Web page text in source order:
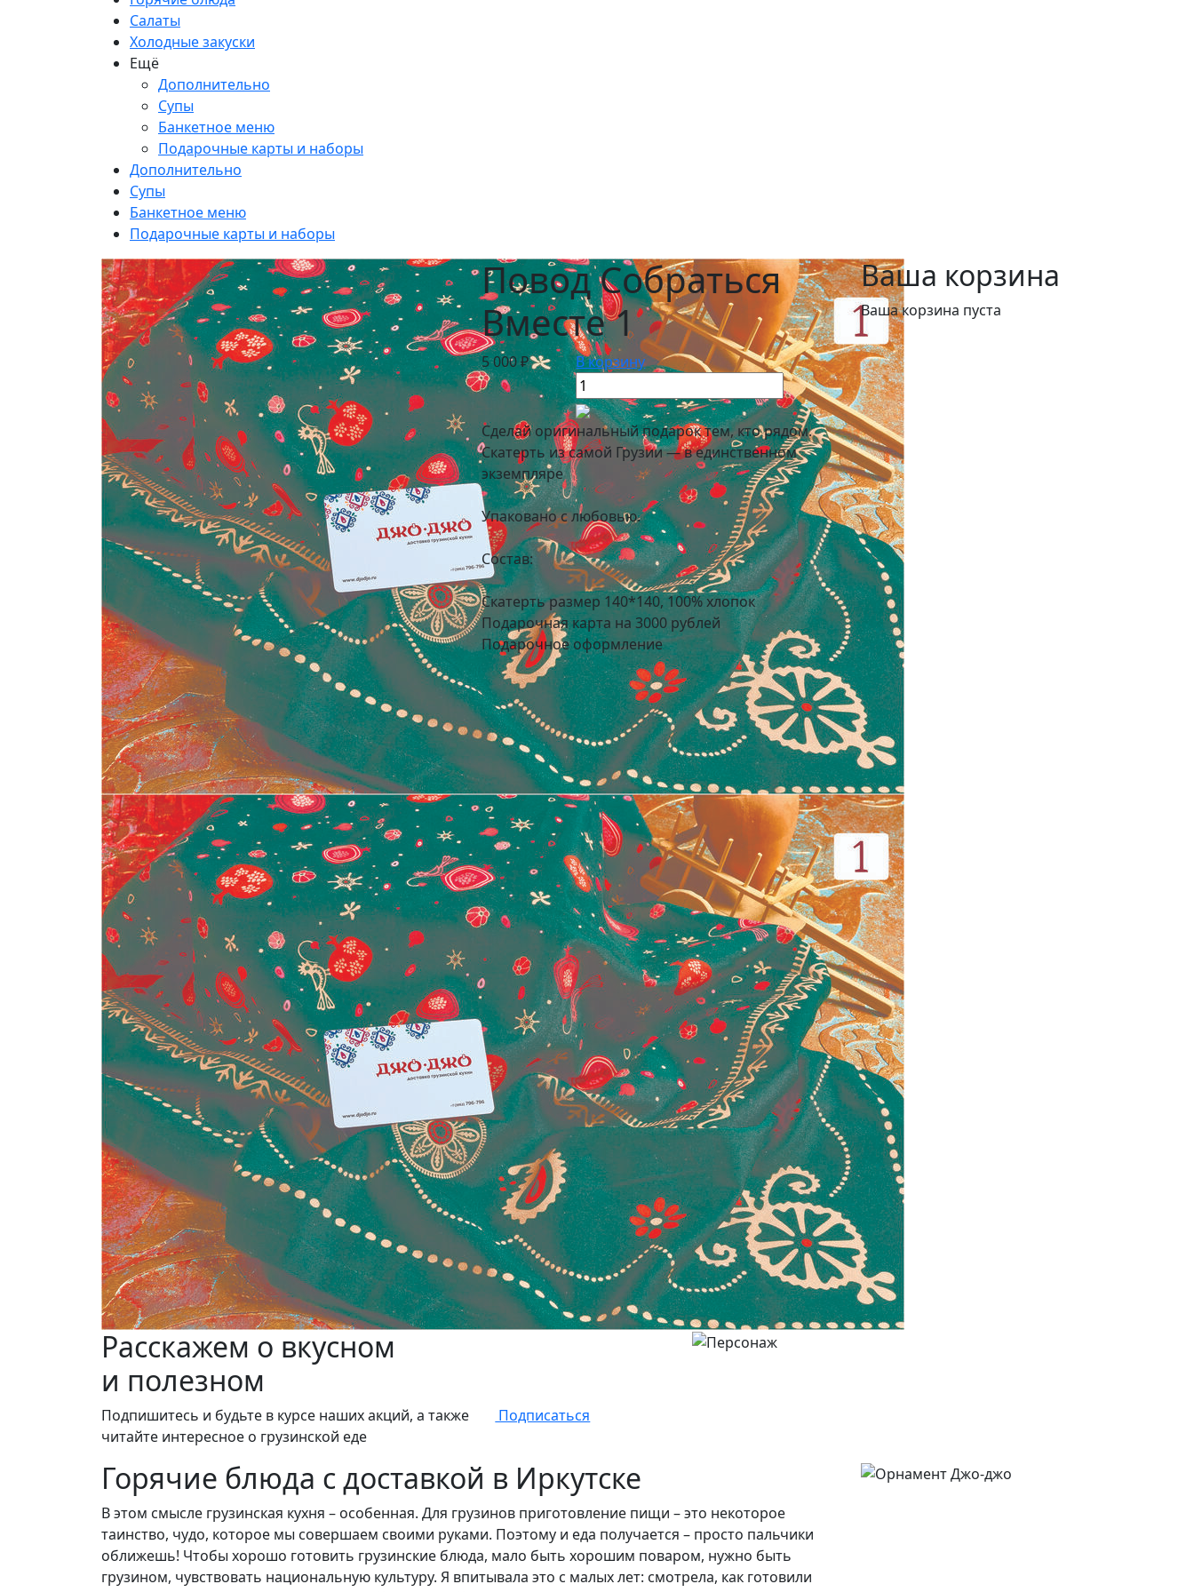
Салаты
Холодные закуски
Ещё
Дополнительно
Супы
Банкетное меню
Подарочные карты и наборы
Дополнительно
Супы
Банкетное меню
Подарочные карты и наборы
Повод Собраться
Вместе 1
5 000 ₽ В корзину
Сделай оригинальный подарок тем, кто рядом.
Скатерть из самой Грузии — в единственном
экземпляре
Упаковано с любовью.
Состав:
Скатерть размер 140*140, 100% хлопок
Подарочная карта на 3000 рублей
Подарочное оформление
Ваша корзина
Ваша корзина пуста
Расскажем о вкусном
и полезном
Подпишитесь и будьте в курсе наших акций, а также
читайте интересное о грузинской еде
Подписаться
Горячие блюда с доставкой в Иркутске
В этом смысле грузинская кухня – особенная. Для грузинов приготовление пищи – это некоторое
таинство, чудо, которое мы совершаем своими руками. Поэтому и еда получается – просто пальчики
оближешь! Чтобы хорошо готовить грузинские блюда, мало быть хорошим поваром, нужно быть
грузином, чувствовать национальную культуру. Я впитывала это с малых лет: смотрела, как готовили